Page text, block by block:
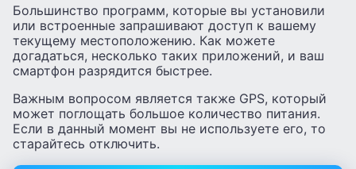
Большинство программ, которые вы установили
или встроенные запрашивают доступ к вашему
текущему местоположению. Как можете
догадаться, несколько таких приложений, и ваш
смартфон разрядится быстрее.
Важным вопросом является также GPS, который
может поглощать большое количество питания.
Если в данный момент вы не используете его, то
старайтесь отключить.